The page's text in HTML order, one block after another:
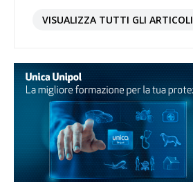
VISUALIZZA TUTTI GLI ARTICOLI